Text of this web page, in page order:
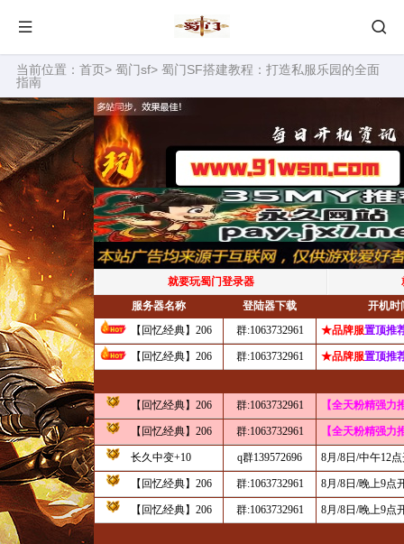
当前位置： 首页> 蜀门sf> 蜀门SF搭建教程：打造私服乐园的全面
指南